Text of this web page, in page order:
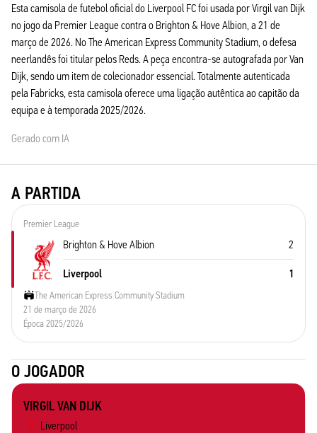
Esta camisola de futebol oficial do Liverpool FC foi usada por Virgil van Dijk
no jogo da Premier League contra o Brighton & Hove Albion, a 21 de
março de 2026. No The American Express Community Stadium, o defesa
neerlandês foi titular pelos Reds. A peça encontra-se autografada por Van
Dijk, sendo um item de colecionador essencial. Totalmente autenticada
pela Fabricks, esta camisola oferece uma ligação autêntica ao capitão da
equipa e à temporada 2025/2026.
Gerado com IA
A PARTIDA
Premier League
Brighton & Hove Albion 2
Liverpool 1
The American Express Community Stadium
21 de março de 2026
Época 2025/2026
O JOGADOR
VIRGIL VAN DIJK
Liverpool